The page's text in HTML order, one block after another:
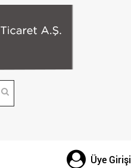
Üye Girişi